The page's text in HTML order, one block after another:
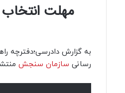
رسانی سازمان سنجش